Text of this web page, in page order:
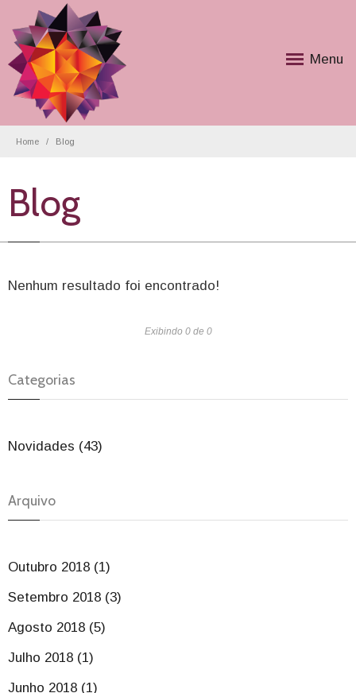
Menu
Home Blog
Blog
Nenhum resultado foi encontrado!
Exibindo 0 de 0
Categorias
Novidades (43)
Arquivo
Outubro 2018 (1)
Setembro 2018 (3)
Agosto 2018 (5)
Julho 2018 (1)
Junho 2018 (1)